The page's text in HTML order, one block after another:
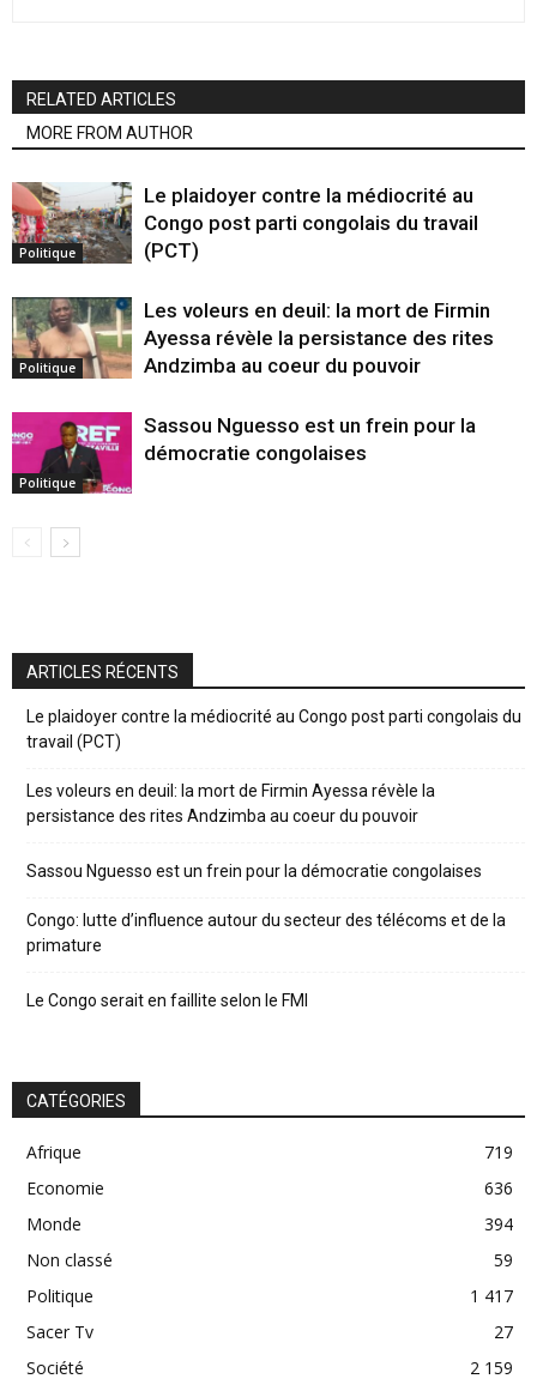
RELATED ARTICLES
MORE FROM AUTHOR
Politique
Le plaidoyer contre la médiocrité au
Congo post parti congolais du travail
(PCT)
Politique
Les voleurs en deuil: la mort de Firmin
Ayessa révèle la persistance des rites
Andzimba au coeur du pouvoir
Politique
Sassou Nguesso est un frein pour la
démocratie congolaises
ARTICLES RÉCENTS
Le plaidoyer contre la médiocrité au Congo post parti congolais du
travail (PCT)
Les voleurs en deuil: la mort de Firmin Ayessa révèle la
persistance des rites Andzimba au coeur du pouvoir
Sassou Nguesso est un frein pour la démocratie congolaises
Congo: lutte d’influence autour du secteur des télécoms et de la
primature
Le Congo serait en faillite selon le FMI
CATÉGORIES
Afrique
719
Economie
636
Monde
394
Non classé
59
Politique
1 417
Sacer Tv
27
Société
2 159